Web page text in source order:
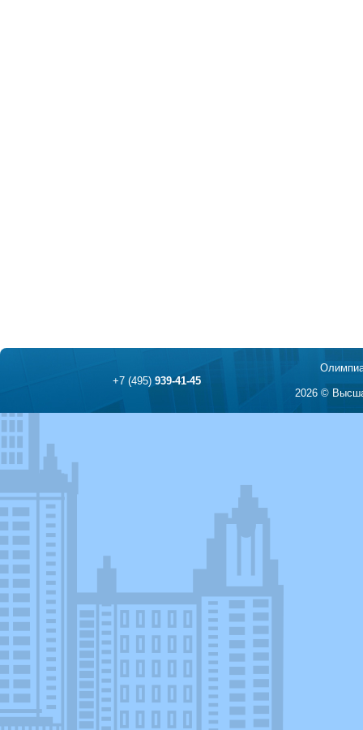
+7 (495)939-41-45
2026 ©